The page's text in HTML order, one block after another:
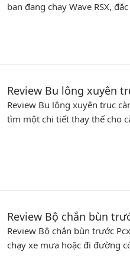
bạn đang chạy Wave RSX,
Review Bu lông xuyên
Review Bu lông xuyên trục
tìm một chi tiết thay thế cho
Review Bộ chắn bùn
Review Bộ chắn bùn trước
chạy xe mưa hoặc đi đường